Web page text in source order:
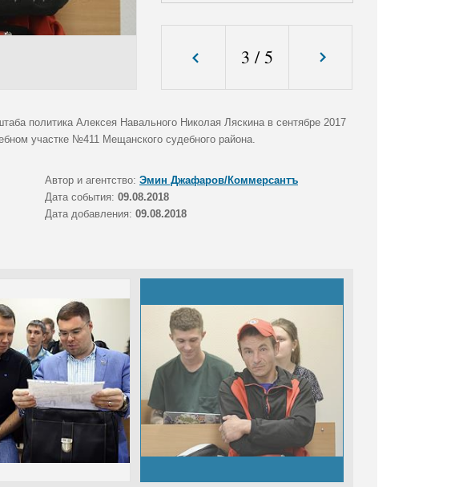
3 /5
политика Алексея Навального Николая Ляскина в сентябре 2017
участке №411 Мещанского судебного района.
Автор и агентство: Эмин Джафаров/Коммерсантъ
Дата события: 09.08.2018
Дата добавления: 09.08.2018